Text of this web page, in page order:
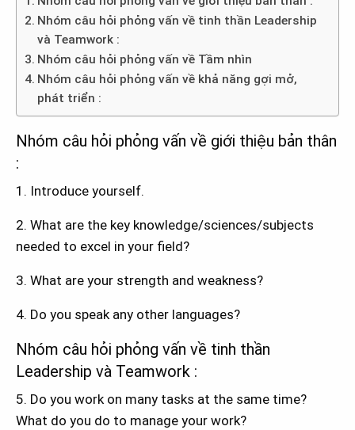
Nhóm câu hỏi phỏng vấn về tinh thần Leadership
và Teamwork :
Nhóm câu hỏi phỏng vấn về Tầm nhìn
Nhóm câu hỏi phỏng vấn về khả năng gợi mở,
phát triển :
Nhóm câu hỏi phỏng vấn về giới thiệu bản thân
:
1. Introduce yourself.
2. What are the key knowledge/sciences/subjects
needed to excel in your field?
3. What are your strength and weakness?
4. Do you speak any other languages?
Nhóm câu hỏi phỏng vấn về tinh thần
Leadership và Teamwork :
5. Do you work on many tasks at the same time?
What do you do to manage your work?